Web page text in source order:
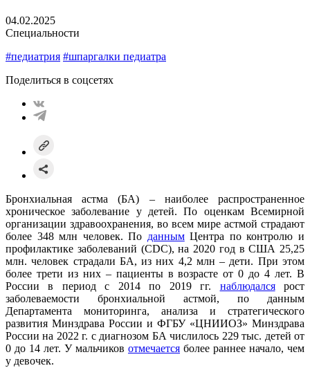
04.02.2025
Специальности
#педиатрия #шпаргалки педиатра
Поделиться в соцсетях
Бронхиальная астма (БА) – наиболее распространенное
хроническое заболевание у детей. По оценкам Всемирной
организации здравоохранения, во всем мире астмой страдают
более 348 млн человек. По даннымЦентра по контролю и
профилактике заболеваний (CDC), на 2020 год в США 25,25
млн. человек страдали БА, из них 4,2 млн – дети. При этом
более трети из них – пациенты в возрасте от 0 до 4 лет. В
России в период с 2014 по 2019 гг. наблюдалсярост
заболеваемости бронхиальной астмой, по данным
Департамента мониторинга, анализа и стратегического
развития Минздрава России и ФГБУ «ЦНИИОЗ» Минздрава
России на 2022 г. с диагнозом БА числилось 229 тыс. детей от
0 до 14 лет. У мальчиков отмечается более раннее начало, чем
у девочек.